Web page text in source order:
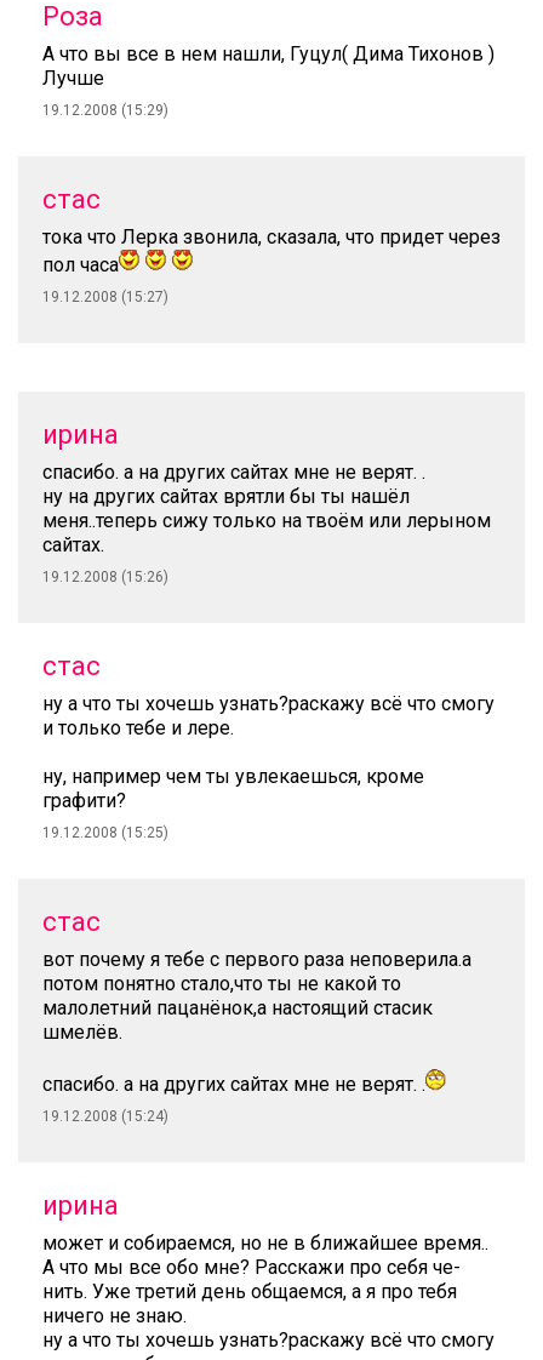
Роза
А что вы все в нем нашли, Гуцул( Дима Тихонов )
Лучше
19.12.2008 (15:29)
стас
тока что Лерка звонила, сказала, что придет через
пол часа
19.12.2008 (15:27)
ирина
спасибо. а на других сайтах мне не верят. .
ну на других сайтах врятли бы ты нашёл
меня..теперь сижу только на твоём или лерыном
сайтах.
19.12.2008 (15:26)
стас
ну а что ты хочешь узнать?раскажу всё что смогу
и только тебе и лере.
ну, например чем ты увлекаешься, кроме
графити?
19.12.2008 (15:25)
стас
вот почему я тебе с первого раза неповерила.а
потом понятно стало,что ты не какой то
малолетний пацанёнок,а настоящий стасик
шмелёв.
спасибо. а на других сайтах мне не верят. .
19.12.2008 (15:24)
ирина
может и собираемся, но не в ближайшее время..
А что мы все обо мне? Расскажи про себя че-
нить. Уже третий день общаемся, а я про тебя
ничего не знаю.
ну а что ты хочешь узнать?раскажу всё что смогу